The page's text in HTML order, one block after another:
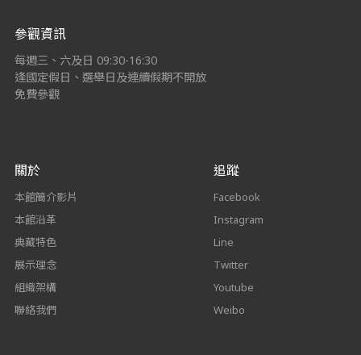
參觀資訊
每週三、六及日 09:30-16:30
逢國定假日、選舉日及連續假期不開放
免費參觀
關於
本館簡介影片
本館沿革
典藏特色
展示理念
組織架構
聯絡我們
追蹤
Facebook
Instagram
Line
Twitter
Youtube
Weibo